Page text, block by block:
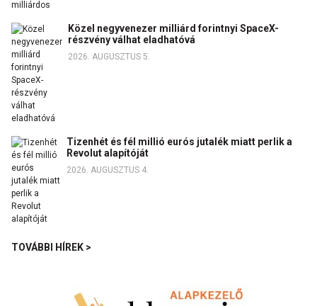
Közel negyvenezer milliárd forintnyi SpaceX-
részvény válhat eladhatóvá
2026. AUGUSZTUS 5.
Tizenhét és fél millió eurós jutalék miatt perlik a
Revolut alapítóját
2026. AUGUSZTUS 4.
TOVÁBBI HÍREK >